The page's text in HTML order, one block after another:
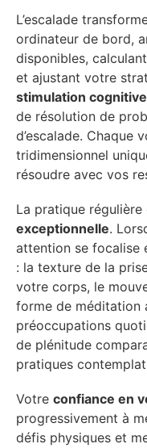
L’escalade
ordinateur de bord,
disponibles,
et ajustant votre
stimulation
de résolution de
d’escalade. Chaque
tridimensionnel
résoudre avec vos
La pratique
exceptionnelle.
attention se focalise
: la texture de la
votre corps, le
forme de méditation
préoccupations
de plénitude
pratiques
Votre confiance en
progressivement à
défis physiques et